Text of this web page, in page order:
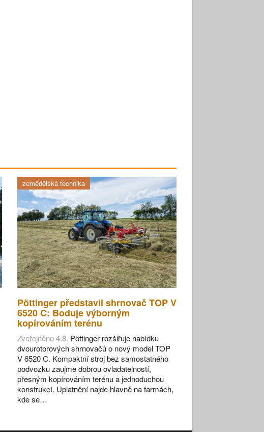
zemědělská technika
Pöttinger představil shrnovač TOP V
6520 C: Boduje výborným
kopírováním terénu
Zveřejněno 4.8. Pöttinger rozšiřuje nabídku
dvourotorových shrnovačů o nový model TOP
V 6520 C. Kompaktní stroj bez samostatného
podvozku zaujme dobrou ovladatelností,
přesným kopírováním terénu a jednoduchou
konstrukcí. Uplatnění najde hlavně na farmách,
kde se…